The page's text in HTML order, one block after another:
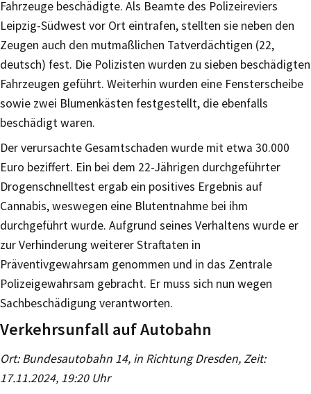
Fahrzeuge beschädigte. Als Beamte des Polizeireviers
Leipzig-Südwest vor Ort eintrafen, stellten sie neben den
Zeugen auch den mutmaßlichen Tatverdächtigen (22,
deutsch) fest. Die Polizisten wurden zu sieben beschädigten
Fahrzeugen geführt. Weiterhin wurden eine Fensterscheibe
sowie zwei Blumenkästen festgestellt, die ebenfalls
beschädigt waren.
Der verursachte Gesamtschaden wurde mit etwa 30.000
Euro beziffert. Ein bei dem 22-Jährigen durchgeführter
Drogenschnelltest ergab ein positives Ergebnis auf
Cannabis, weswegen eine Blutentnahme bei ihm
durchgeführt wurde. Aufgrund seines Verhaltens wurde er
zur Verhinderung weiterer Straftaten in
Präventivgewahrsam genommen und in das Zentrale
Polizeigewahrsam gebracht. Er muss sich nun wegen
Sachbeschädigung verantworten.
Verkehrsunfall auf Autobahn
Ort: Bundesautobahn 14, in Richtung Dresden, Zeit:
17.11.2024, 19:20 Uhr